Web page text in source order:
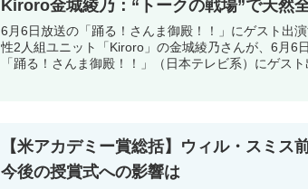
Kiroro金城綾乃：“トークの戦場”で天然
6月6日放送の「踊る！さんま御殿！！」にゲスト出演
性2人組ユニット「Kiroro」の金城綾乃さんが、6月6
「踊る！さんま御殿！！」（日本テレビ系）にゲスト
【米アカデミー賞総括】ウィル・スミス
今後の授賞式への影響は